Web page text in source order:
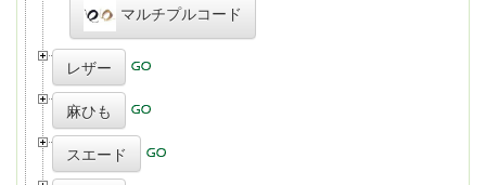
マルチプルコード
レザー
麻ひも
スエード